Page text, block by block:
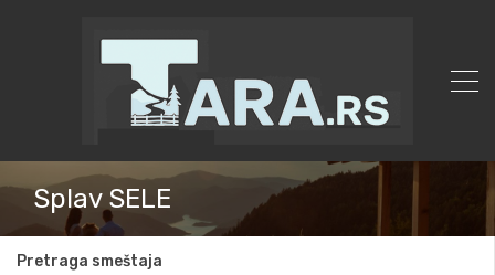
Splav SELE
Pretraga smeštaja